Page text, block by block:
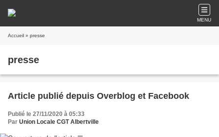
MENU
Accueil » presse
presse
Article publié depuis Overblog et Facebook
Publié le 27/11/2020 à 05:33
Par Union Locale CGT Albertville